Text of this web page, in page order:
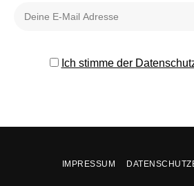
Ich stimme der
IMPRESSUM